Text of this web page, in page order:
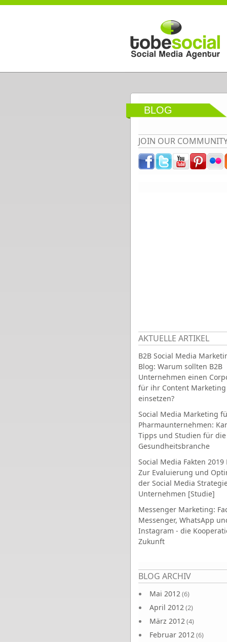
Direkt zum Inhalt
BLOG
JOIN OUR
AKTUELLE ARTIKEL
B2B Social Media
Blog: Warum sollten B2B
Unternehmen einen
für ihr Content Marketing
einsetzen?
Social Media Marketing
Pharmaunternehmen:
Tipps und Studien für die
Gesundheitsbranche
Social Media Fakten 2019
Zur Evaluierung und
der Social Media
Unternehmen [Studie]
Messenger Marketing:
Messenger, WhatsApp
Instagram - die
Zukunft
BLOG ARCHIV
Mai 2012(6)
April 2012(2)
März 2012(4)
Februar 2012(6)
Seiten